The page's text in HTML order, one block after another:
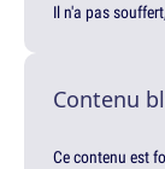
Il n'a pas
Contenu
Ce contenu est